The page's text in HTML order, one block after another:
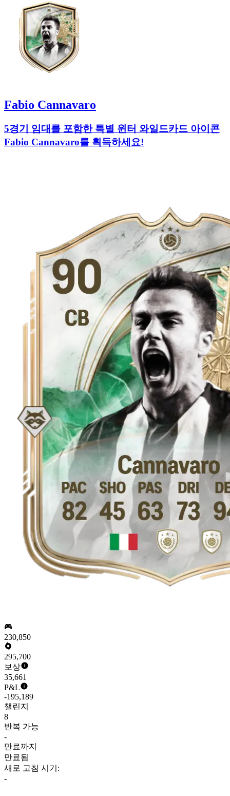
Fabio Cannavaro
5경기 임대를 포함한 특별 윈터 와일드카드 아이콘
Fabio Cannavaro를 획득하세요!
230,850
295,700
보상
35,661
P&L
-195,189
챌린지
8
반복 가능
-
만료까지
만료됨
새로 고침 시기:
-